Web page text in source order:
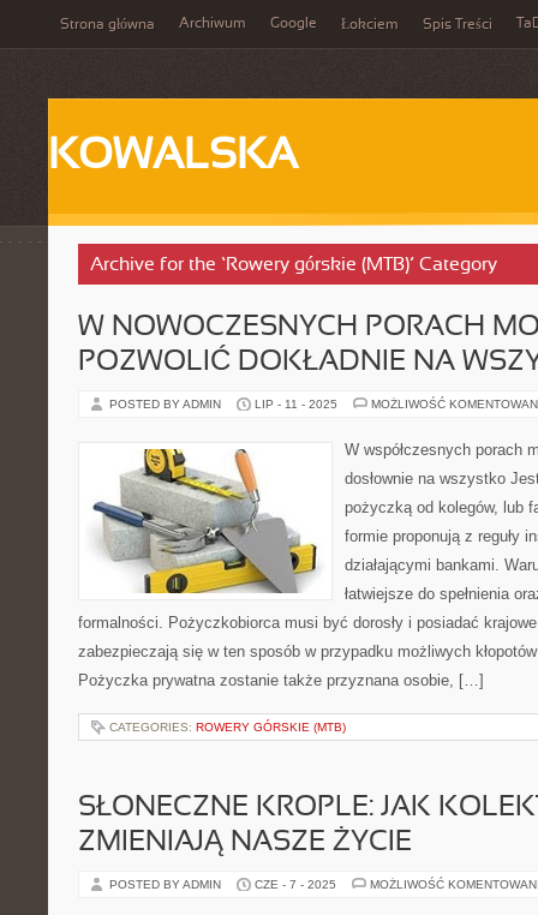
Strona główna Archiwum Google Łokciem Spis Treści
KOWALSKA
Archive for the ‘Rowery górskie (MTB)’ Category
W NOWOCZESNYCH PORACH
POZWOLIĆ DOKŁADNIE NA
POSTED BY ADMIN LIP - 11 - 2025 MOŻLIWOŚĆ
W współczesnych porach
dosłownie na wszystko
pożyczką od kolegów, lub
formie proponują z reguły
działającymi bankami.
łatwiejsze do spełnienia
formalności. Pożyczkobiorca musi być dorosły i posiadać
zabezpieczają się w ten sposób w przypadku możliwych
Pożyczka prywatna zostanie także przyznana osobie, […]
CATEGORIES: ROWERY GÓRSKIE (MTB)
SŁONECZNE KROPLE: JAK
ZMIENIAJĄ NASZE ŻYCIE
POSTED BY ADMIN CZE - 7 - 2025 MOŻLIWOŚĆ